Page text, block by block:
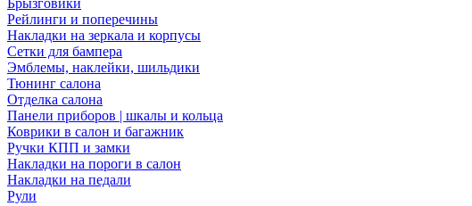
Брызговики
Рейлинги и поперечины
Накладки на зеркала и корпусы
Сетки для бампера
Эмблемы, наклейки, шильдики
Тюнинг салона
Отделка салона
Панели приборов | шкалы и кольца
Коврики в салон и багажник
Ручки КПП и замки
Накладки на пороги в салон
Накладки на педали
Рули